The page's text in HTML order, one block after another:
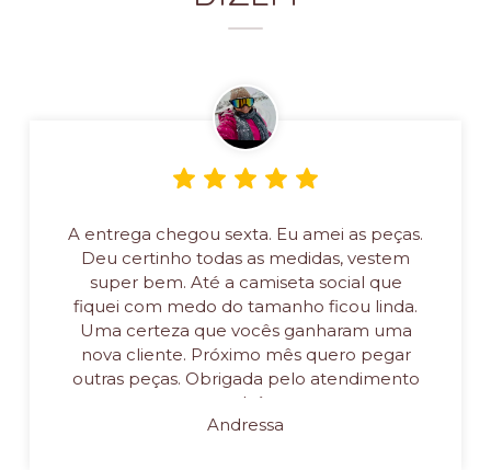
A entrega chegou sexta. Eu amei as peças.
Deu certinho todas as medidas, vestem
super bem. Até a camiseta social que
fiquei com medo do tamanho ficou linda.
Uma certeza que vocês ganharam uma
nova cliente. Próximo mês quero pegar
outras peças. Obrigada pelo atendimento
também
Andressa